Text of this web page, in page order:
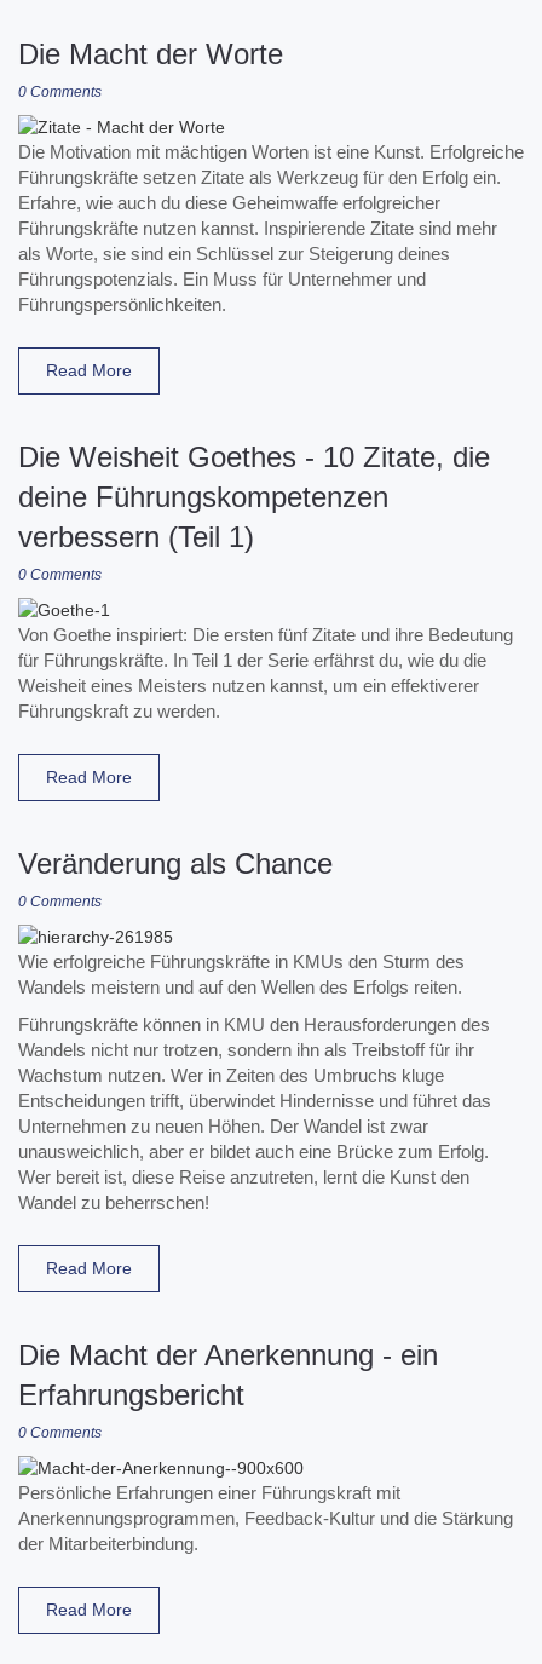
Die Macht der Worte
0 Comments
Die Motivation mit mächtigen Worten ist eine Kunst. Erfolgreiche
Führungskräfte setzen Zitate als Werkzeug für den Erfolg ein.
Erfahre, wie auch du diese Geheimwaffe erfolgreicher
Führungskräfte nutzen kannst. Inspirierende Zitate sind mehr
als Worte, sie sind ein Schlüssel zur Steigerung deines
Führungspotenzials. Ein Muss für Unternehmer und
Führungspersönlichkeiten.
Read More
Die Weisheit Goethes - 10 Zitate, die
deine Führungskompetenzen
verbessern (Teil 1)
0 Comments
Von Goethe inspiriert: Die ersten fünf Zitate und ihre Bedeutung
für Führungskräfte. In Teil 1 der Serie erfährst du, wie du die
Weisheit eines Meisters nutzen kannst, um ein effektiverer
Führungskraft zu werden.
Read More
Veränderung als Chance
0 Comments
Wie erfolgreiche Führungskräfte in KMUs den Sturm des
Wandels meistern und auf den Wellen des Erfolgs reiten.
Führungskräfte können in KMU den Herausforderungen des
Wandels nicht nur trotzen, sondern ihn als Treibstoff für ihr
Wachstum nutzen. Wer in Zeiten des Umbruchs kluge
Entscheidungen trifft, überwindet Hindernisse und führet das
Unternehmen zu neuen Höhen. Der Wandel ist zwar
unausweichlich, aber er bildet auch eine Brücke zum Erfolg.
Wer bereit ist, diese Reise anzutreten, lernt die Kunst den
Wandel zu beherrschen!
Read More
Die Macht der Anerkennung - ein
Erfahrungsbericht
0 Comments
Persönliche Erfahrungen einer Führungskraft mit
Anerkennungsprogrammen, Feedback-Kultur und die Stärkung
der Mitarbeiterbindung.
Read More